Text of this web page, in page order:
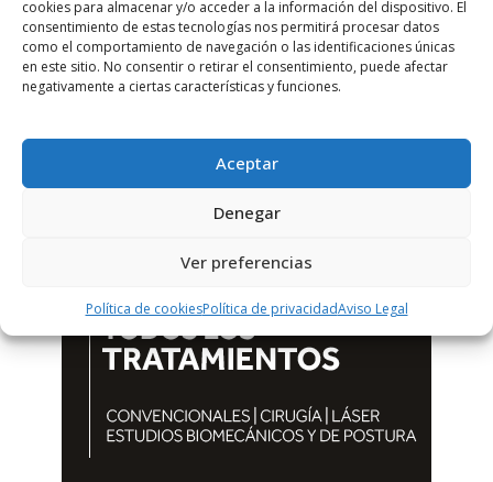
cookies para almacenar y/o acceder a la información del dispositivo. El
consentimiento de estas tecnologías nos permitirá procesar datos
como el comportamiento de navegación o las identificaciones únicas
en este sitio. No consentir o retirar el consentimiento, puede afectar
negativamente a ciertas características y funciones.
Aceptar
Denegar
Ver preferencias
Política de cookiesPolítica de privacidadAviso Legal